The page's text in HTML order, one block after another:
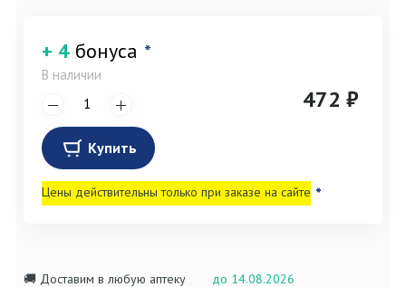
+ 4 бонуса *
В наличии
472 ₽
Купить
Цены действительны только при заказе на сайте *
🚚 Доставим в любую аптеку до 14.08.2026